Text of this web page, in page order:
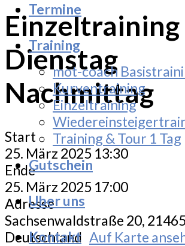
Termine
Training
mot-coach
Kurventraining
Einzeltraining
Training & Tour 1 Tag
Gutschein
Uber uns
Kontakt
Einzeltraining
Dienstag
Nachmittag
Start
25. März 2025 13:30
Ende
25. März 2025 17:00
Adresse
Sachsenwaldstraße 20,
Deutschland Auf Karte